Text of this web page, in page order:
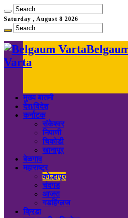
Saturday , August 8 2026
Varta
मुख्य बातमी
देश/विदेश
कर्नाटक
संकेश्वर
निपाणी
चिकोडी
खानापूर
बेळगाव
महाराष्ट्र
कोल्हापूर
चंदगड
आजरा
गडहिंग्लज
क्रिडा